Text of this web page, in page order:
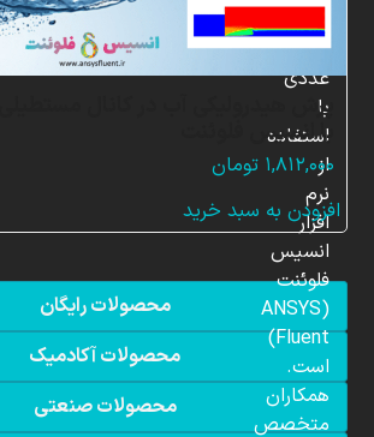
پرش هیدرولیکی آب در کانال
با انسیس فلوئنت
۱,۸۱۲,۰۰۰ تومان
افزودن به سبد خرید
محصولات رایگان
محصولات آکادمیک
محصولات صنعتی
شبیه
سازی
عددی
با
استفاده
از
نرم
افزار
انسیس
فلوئنت
(ANSYS
Fluent)
است.
همکاران
متخصص